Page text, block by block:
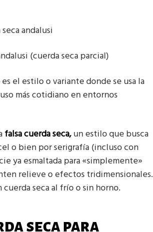
(cuerda seca parcial)
es el estilo o variante donde se usa la
más cotidiano en entornos
falsa cuerda seca,un estilo que busca
o bien por serigrafía (incluso con
ya esmaltada para «simplemente»
relieve o efectos tridimensionales.
seca al frío o sin horno.
seca para